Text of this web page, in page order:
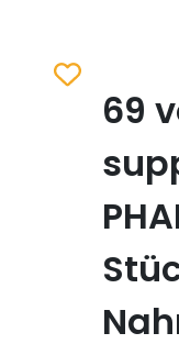
Zum Merkzettel
69